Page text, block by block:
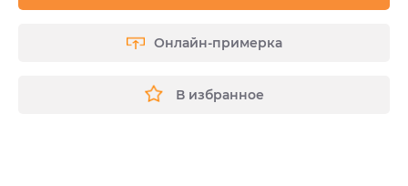
Онлайн-примерка
В избранное